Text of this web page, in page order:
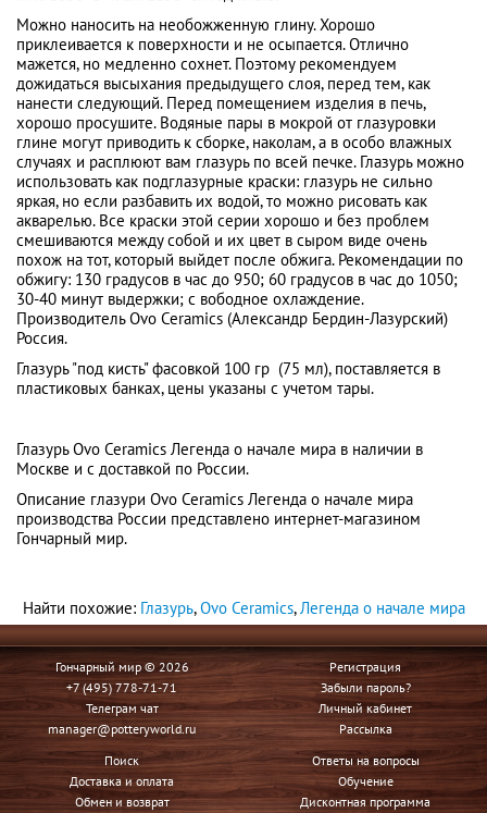
Можно наносить на необожженную глину. Хорошо
приклеивается к поверхности и не осыпается. Отлично
мажется, но медленно сохнет. Поэтому рекомендуем
дожидаться высыхания предыдущего слоя, перед тем, как
нанести следующий. Перед помещением изделия в печь,
хорошо просушите. Водяные пары в мокрой от глазуровки
глине могут приводить к сборке, наколам, а в особо влажных
случаях и расплюют вам глазурь по всей печке. Глазурь можно
использовать как подглазурные краски: глазурь не сильно
яркая, но если разбавить их водой, то можно рисовать как
акварелью. Все краски этой серии хорошо и без проблем
смешиваются между собой и их цвет в сыром виде очень
похож на тот, который выйдет после обжига. Рекомендации по
обжигу: 130 градусов в час до 950; 60 градусов в час до 1050;
30-40 минут выдержки; с вободное охлаждение.
Производитель Ovo Ceramics (Александр Бердин-Лазурский)
Россия.
Глазурь "под кисть" фасовкой 100 гр (75 мл), поставляется в
пластиковых банках, цены указаны с учетом тары.
Глазурь Ovo Ceramics Легенда о начале мира в наличии в
Москве и с доставкой по России.
Описание глазури Ovo Ceramics Легенда о начале мира
производства России представлено интернет-магазином
Гончарный мир.
Найти похожие: Глазурь,Ovo Ceramics,Легенда о начале мира
Гончарный мир © 2026
+7 (495) 778-71-71
Телеграм чат
manager@potteryworld.ru
Регистрация
Забыли пароль?
Личный кабинет
Рассылка
Поиск
Доставка и оплата
Обмен и возврат
Ответы на вопросы
Обучение
Дисконтная программа